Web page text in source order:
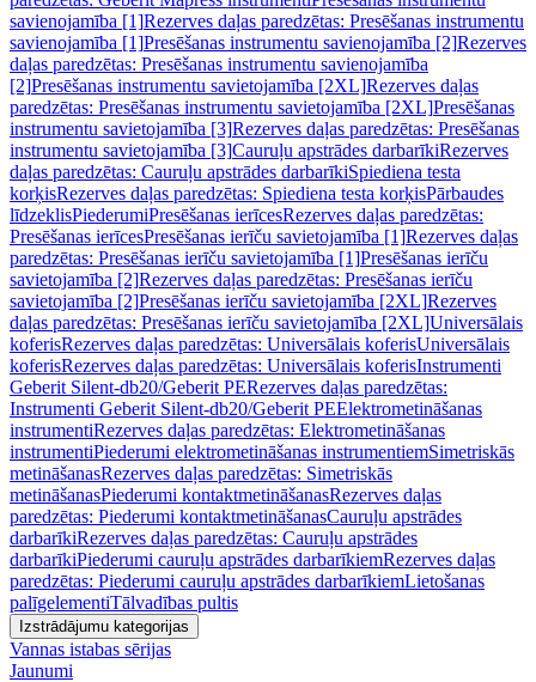
savienojamība [1]Rezerves daļas paredzētas: Presēšanas instrumentu
savienojamība [1]Presēšanas instrumentu savienojamība [2]Rezerves
daļas paredzētas: Presēšanas instrumentu savienojamība
[2]Presēšanas instrumentu savietojamība [2XL]Rezerves daļas
paredzētas: Presēšanas instrumentu savietojamība [2XL]Presēšanas
instrumentu savietojamība [3]Rezerves daļas paredzētas: Presēšanas
instrumentu savietojamība [3]Cauruļu apstrādes darbarīkiRezerves
daļas paredzētas: Cauruļu apstrādes darbarīkiSpiediena testa
korķisRezerves daļas paredzētas: Spiediena testa korķisPārbaudes
līdzeklisPiederumiPresēšanas ierīcesRezerves daļas paredzētas:
Presēšanas ierīcesPresēšanas ierīču savietojamība [1]Rezerves daļas
paredzētas: Presēšanas ierīču savietojamība [1]Presēšanas ierīču
savietojamība [2]Rezerves daļas paredzētas: Presēšanas ierīču
savietojamība [2]Presēšanas ierīču savietojamība [2XL]Rezerves
daļas paredzētas: Presēšanas ierīču savietojamība [2XL]Universālais
koferisRezerves daļas paredzētas: Universālais koferisUniversālais
koferisRezerves daļas paredzētas: Universālais koferisInstrumenti
Geberit Silent-db20/Geberit PERezerves daļas paredzētas:
Instrumenti Geberit Silent-db20/Geberit PEElektrometināšanas
instrumentiRezerves daļas paredzētas: Elektrometināšanas
instrumentiPiederumi elektrometināšanas instrumentiemSimetriskās
metināšanasRezerves daļas paredzētas: Simetriskās
metināšanasPiederumi kontaktmetināšanasRezerves daļas
paredzētas: Piederumi kontaktmetināšanasCauruļu apstrādes
darbarīkiRezerves daļas paredzētas: Cauruļu apstrādes
darbarīkiPiederumi cauruļu apstrādes darbarīkiemRezerves daļas
paredzētas: Piederumi cauruļu apstrādes darbarīkiemLietošanas
palīgelementiTālvadības pultis
Izstrādājumu kategorijas
Vannas istabas sērijas
Jaunumi